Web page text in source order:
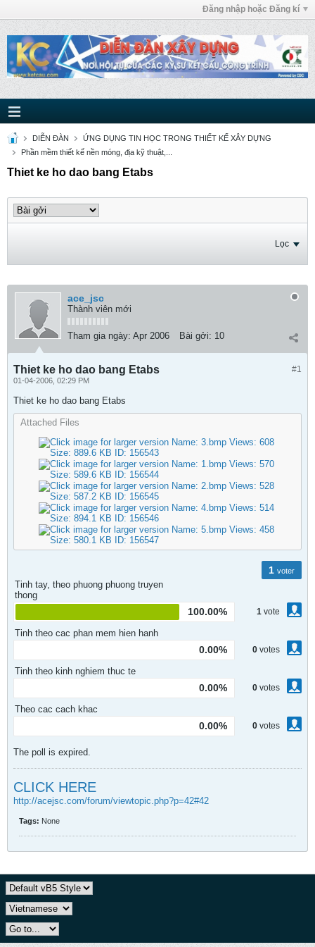
Đăng nhập hoặc Đăng kí
DIỄN ĐÀN
ỨNG DỤNG TIN HỌC TRONG THIẾT KẾ XÂY DỰNG
Phần mềm thiết kế nền móng, địa kỹ thuật,...
Thiet ke ho dao bang Etabs
Lọc
ace_jsc
Thành viên mới
Tham gia ngày: Apr 2006 Bài gởi: 10
#1
Thiet ke ho dao bang Etabs
01-04-2006, 02:29 PM
Thiet ke ho dao bang Etabs
Attached Files
1 voter
Tinh tay, theo phuong phuong truyen
thong
100.00% 1 vote
Tinh theo cac phan mem hien hanh
0.00% 0 votes
Tinh theo kinh nghiem thuc te
0.00% 0 votes
Theo cac cach khac
0.00% 0 votes
The poll is expired.
CLICK HERE
http://acejsc.com/forum/viewtopic.php?p=42#42
Tags: None